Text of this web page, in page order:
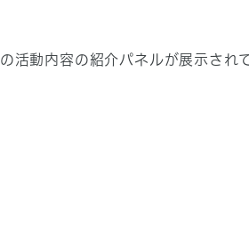
動内容の紹介パネルが展示されて